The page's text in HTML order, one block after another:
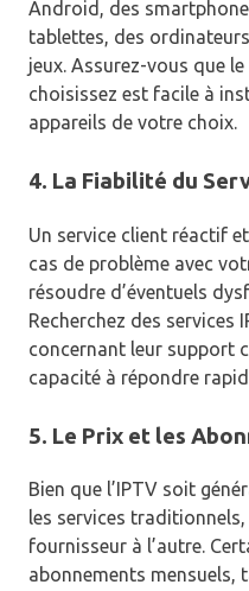
Android, des
tablettes, des
jeux. Assurez-vous que
choisissez est facile à
appareils de votre choix.
4. La Fiabilité du
Un service client réactif
cas de problème avec
résoudre d’éventuels
Recherchez des services
concernant leur support
capacité à répondre
5. Le Prix et les
Bien que l’IPTV soit
les services traditionnels,
fournisseur à l’autre.
abonnements mensuels,